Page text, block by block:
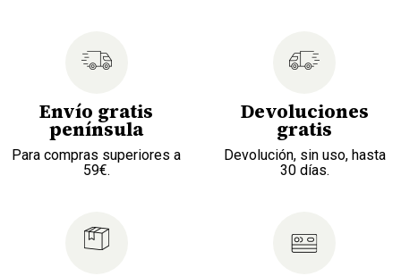
Envío gratis
península
Para compras superiores a
59€.
Devoluciones
gratis
Devolución, sin uso, hasta
30 días.